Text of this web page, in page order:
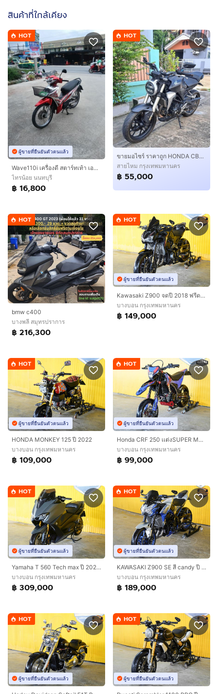
สินค้าที่ใกล้เคียง
HOT
ผู้ขายที่ยืนยันตัวตนแล้ว
Wave110i เครื่องดี สตาร์ทเท้า เอกสารครบ
ไทรน้อย นนทบุรี
฿ 16,800
HOT
ขายมอไซร์ ราคาถูก HONDA CB300R 2018 ขายถูก
สายไหม กรุงเทพมหานคร
฿ 55,000
HOT
bmw c400
บางพลี สมุทรปราการ
฿ 216,300
HOT
ผู้ขายที่ยืนยันตัวตนแล้ว
Kawasaki Z900 จดปี 2018 ฟรีดาวน์ออกรถใช้เงิน 0 บาท
บางบอน กรุงเทพมหานคร
฿ 149,000
HOT
ผู้ขายที่ยืนยันตัวตนแล้ว
HONDA MONKEY 125 ปี 2022
บางบอน กรุงเทพมหานคร
฿ 109,000
HOT
ผู้ขายที่ยืนยันตัวตนแล้ว
Honda CRF 250 เเต่งSUPER MOTO ปี 2014
บางบอน กรุงเทพมหานคร
฿ 99,000
HOT
ผู้ขายที่ยืนยันตัวตนแล้ว
Yamaha T 560 Tech max ปี 2020 เเต่งครบ ฟรีดาวน์ออกรถ 0 บาท
บางบอน กรุงเทพมหานคร
฿ 309,000
HOT
ผู้ขายที่ยืนยันตัวตนแล้ว
KAWASAKI Z900 SE สี candy ปี 2021 ฟรีดาวน์ออกรถใช้เงิน 0 บาท
บางบอน กรุงเทพมหานคร
฿ 189,000
HOT
ผู้ขายที่ยืนยันตัวตนแล้ว
HOT
ผู้ขายที่ยืนยันตัวตนแล้ว